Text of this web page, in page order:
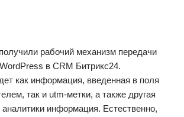
рабочий механизм передачи
в CRM Битрикс24.
как информация, введенная в поля
так и utm-метки, а также другая
информация. Естественно,